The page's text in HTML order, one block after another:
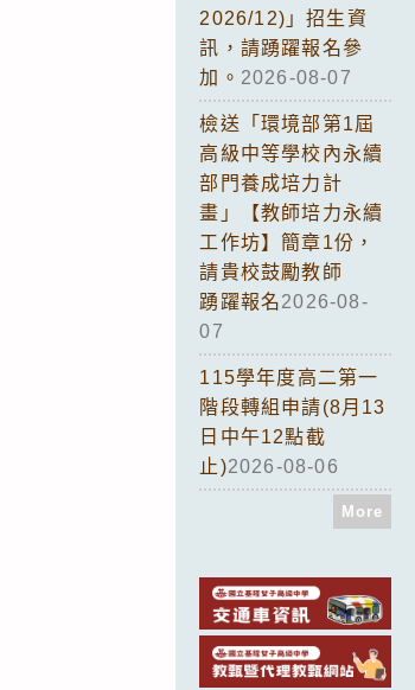
2026/12)」招生資
訊，請踴躍報名參
加。 2026-08-07
檢送「環境部第1屆
高級中等學校內永續
部門養成培力計
畫」【教師培力永續
工作坊】簡章1份，
請貴校鼓勵教師
踴躍報名2026-08-
07
115學年度高二第一
階段轉組申請(8月13
日中午12點截
止)2026-08-06
More